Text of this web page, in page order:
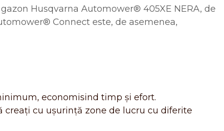
Husqvarna Automower® 405XE NERA, de
Connect este, de asemenea,
economisind timp și efort.
cu ușurință zone de lucru cu diferite